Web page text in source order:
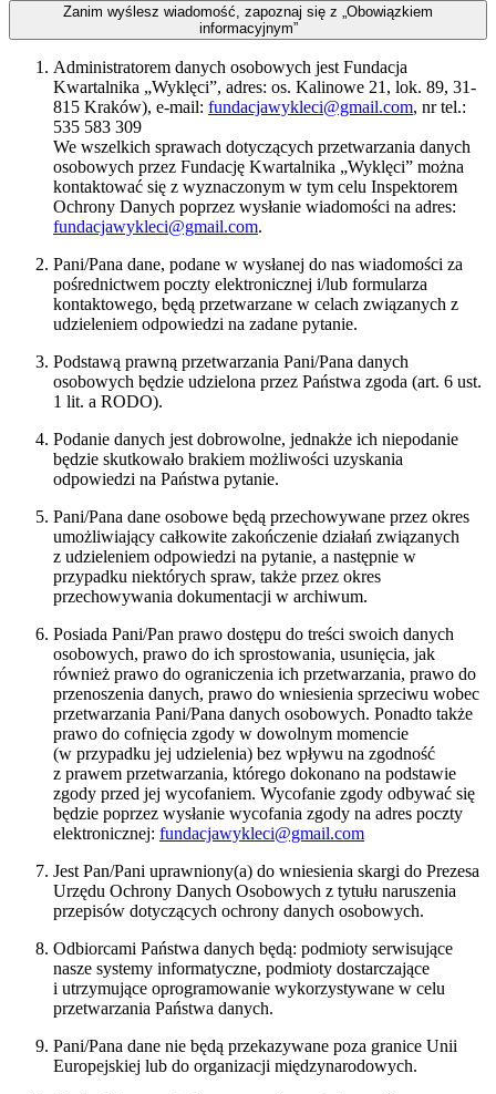
Zanim wyślesz wiadomość, zapoznaj się z „Obowiązkiem
informacyjnym”
Administratorem danych osobowych jest Fundacja
Kwartalnika „Wyklęci”, adres: os. Kalinowe 21, lok. 89, 31-
815 Kraków), e-mail: fundacjawykleci@gmail.com, nr tel.:
535 583 309
We wszelkich sprawach dotyczących przetwarzania danych
osobowych przez Fundację Kwartalnika „Wyklęci” można
kontaktować się z wyznaczonym w tym celu Inspektorem
Ochrony Danych poprzez wysłanie wiadomości na adres:
fundacjawykleci@gmail.com.
Pani/Pana dane, podane w wysłanej do nas wiadomości za
pośrednictwem poczty elektronicznej i/lub formularza
kontaktowego, będą przetwarzane w celach związanych z
udzieleniem odpowiedzi na zadane pytanie.
Podstawą prawną przetwarzania Pani/Pana danych
osobowych będzie udzielona przez Państwa zgoda (art. 6 ust.
1 lit. a RODO).
Podanie danych jest dobrowolne, jednakże ich niepodanie
będzie skutkowało brakiem możliwości uzyskania
odpowiedzi na Państwa pytanie.
Pani/Pana dane osobowe będą przechowywane przez okres
umożliwiający całkowite zakończenie działań związanych
z udzieleniem odpowiedzi na pytanie, a następnie w
przypadku niektórych spraw, także przez okres
przechowywania dokumentacji w archiwum.
Posiada Pani/Pan prawo dostępu do treści swoich danych
osobowych, prawo do ich sprostowania, usunięcia, jak
również prawo do ograniczenia ich przetwarzania, prawo do
przenoszenia danych, prawo do wniesienia sprzeciwu wobec
przetwarzania Pani/Pana danych osobowych. Ponadto także
prawo do cofnięcia zgody w dowolnym momencie
(w przypadku jej udzielenia) bez wpływu na zgodność
z prawem przetwarzania, którego dokonano na podstawie
zgody przed jej wycofaniem. Wycofanie zgody odbywać się
będzie poprzez wysłanie wycofania zgody na adres poczty
elektronicznej: fundacjawykleci@gmail.com
Jest Pan/Pani uprawniony(a) do wniesienia skargi do Prezesa
Urzędu Ochrony Danych Osobowych z tytułu naruszenia
przepisów dotyczących ochrony danych osobowych.
Odbiorcami Państwa danych będą: podmioty serwisujące
nasze systemy informatyczne, podmioty dostarczające
i utrzymujące oprogramowanie wykorzystywane w celu
przetwarzania Państwa danych.
Pani/Pana dane nie będą przekazywane poza granice Unii
Europejskiej lub do organizacji międzynarodowych.